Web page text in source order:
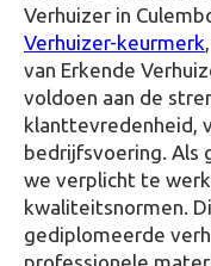
Verhuizer in
Verhuizer-keurmerk
van Erkende
voldoen aan de
klanttevredenheid,
bedrijfsvoering. Als
we verplicht te
kwaliteitsnormen.
gediplomeerde